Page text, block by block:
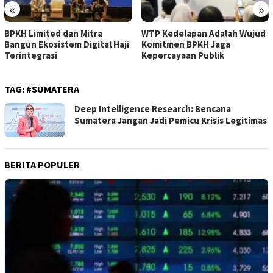
« »
BPKH Limited dan Mitra
Bangun Ekosistem Digital Haji
Terintegrasi
WTP Kedelapan Adalah Wujud
Komitmen BPKH Jaga
Kepercayaan Publik
TAG: #SUMATERA
Deep Intelligence Research: Bencana
Sumatera Jangan Jadi Pemicu Krisis Legitimas
BERITA POPULER